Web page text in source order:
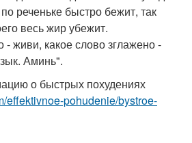
реченьке быстро бежит, так
весь жир убежит.
- живи, какое слово зглажено -
Аминь".
о быстрых похудениях
effektivnoe-pohudenie/bystroe-